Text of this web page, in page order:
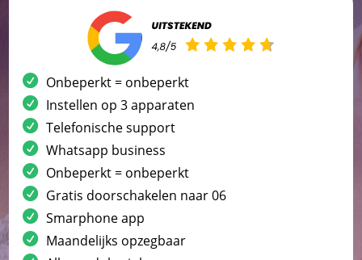
Onbeperkt = onbeperkt
Instellen op 3 apparaten
Telefonische support
Whatsapp business
Onbeperkt = onbeperkt
Gratis doorschakelen naar 06
Smarphone app
Maandelijks opzegbaar